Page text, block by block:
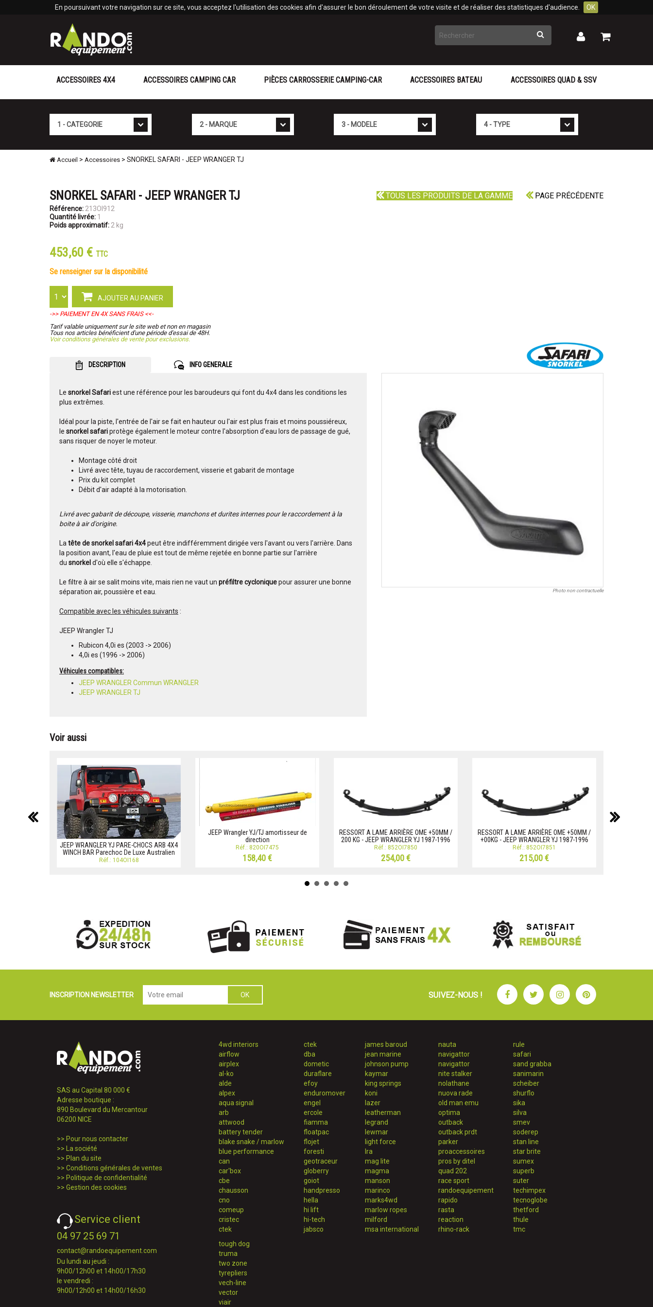
En poursuivant votre navigation sur ce site, vous acceptez l'utilisation des cookies afin d'assurer le bon déroulement de votre visite et de réaliser des statistiques d'audience. OK
Rechercher Mon
Mon
ACCESSOIRES 4X4 ACCESSOIRES CAMPING CAR PIÈCES CARROSSERIE CAMPING-CAR ACCESSOIRES BATEAU ACCESSOIRES QUAD & SSV
Accueil > Accessoires > SNORKEL SAFARI - JEEP WRANGER TJ
TOUS LES PRODUITS DE LA GAMME PAGE PRÉCÉDENTE
SNORKEL SAFARI - JEEP WRANGER TJ
Référence: 213OI912
Quantité livrée: 1
Poids approximatif: 2 kg
453,60 € TTC
se renseigner sur la disponibilité
AJOUTER AU PANIER
->> PAIEMENT EN 4X SANS FRAIS <<-
Tarif valable uniquement sur le site web et non en magasin
Tous nos articles bénéficient d'une période d'essai de 48H.
Voir conditions générales de vente pour exclusions.
DESCRIPTION INFO GENERALE
Le snorkel Safariest une référence pour les baroudeurs qui font du 4x4 dans les conditions les
plus extrêmes.
Idéal pour la piste, l'entrée de l'air se fait en hauteur ou l'air est plus frais et moins poussiéreux,
le snorkel safariprotège également le moteur contre l'absorption d'eau lors de passage de gué,
sans risquer de noyer le moteur.
Montage côté droit
Livré avec tête, tuyau de raccordement, visserie et gabarit de montage
Prix du kit complet
Débit d'air adapté à la motorisation.
Livré avec gabarit de découpe, visserie, manchons et durites internes pour le raccordement à la
boite à air d'origine.
Latête de snorkel safari 4x4peut être indifféremment dirigée vers l'avant ou vers l'arrière. Dans
la position avant, l'eau de pluie est tout de même rejetée en bonne partie sur l'arrière
du snorkel d'où elle s'échappe.
Le filtre à air se salit moins vite, mais rien ne vaut un préfiltre cycloniquepour assurer une bonne
séparation air, poussière et eau.
Compatible avec les véhicules suivants :
JEEP Wrangler TJ
Rubicon 4,0i es (2003 -> 2006)
4,0i es (1996 -> 2006)
Véhicules compatibles:
JEEP WRANGLER Commun WRANGLER
JEEP WRANGLER TJ
Photo non contractuelle
Voir aussi
JEEP WRANGLER YJ PARE-CHOCS ARB 4X4
WINCH BAR Parechoc De Luxe Australien
Réf.: 104OI168
JEEP Wrangler YJ/TJ amortisseur de
direction
Réf.: 820OI7475
158,40 €
RESSORT A LAME ARRIÈRE OME +50MM /
200 KG - JEEP WRANGLER YJ 1987-1996
Réf.: 852OI7850
254,00 €
RESSORT A LAME ARRIÈRE OME +50MM /
+00KG - JEEP WRANGLER YJ 1987-1996
Réf.: 852OI7851
215,00 €
précédent
INSCRIPTION NEWSLETTER SUIVEZ-NOUS ! FacebookTwitterInstagramPinterest
SAS au Capital 80 000 €
Adresse boutique :
890 Boulevard du Mercantour
06200 NICE
>> Pour nous contacter
>> La société
>> Plan du site
>> Conditions générales de ventes
>> Politique de confidentialité
>> Gestion des cookies
Service client
04 97 25 69 71
contact@randoequipement.com
Du lundi au jeudi :
9h00/12h00 et 14h00/17h30
le vendredi :
9h00/12h00 et 14h00/16h30
4wd interiors
airflow
airplex
al-ko
alde
alpex
aqua signal
arb
attwood
battery tender
blake snake / marlow
blue performance
can
car'box
cbe
chausson
cno
comeup
cristec
ctek
ctek
dba
dometic
duraflare
efoy
enduromover
engel
ercole
fiamma
floatpac
flojet
foresti
geotraceur
globerry
goiot
handpresso
hella
hi lift
hi-tech
jabsco
james baroud
jean marine
johnson pump
kaymar
king springs
koni
lazer
leatherman
legrand
lewmar
light force
lra
mag lite
magma
manson
marinco
marks4wd
marlow ropes
milford
msa international
nauta
navigattor
navigattor
nite stalker
nolathane
nuova rade
old man emu
optima
outback
outback prdt
parker
proaccessoires
pros by ditel
quad 202
race sport
randoequipement
rapido
rasta
reaction
rhino-rack
rule
safari
sand grabba
sanimarin
scheiber
shurflo
sika
silva
smev
soderep
stan line
star brite
sumex
superb
suter
techimpex
tecnoglobe
thetford
thule
tmc
tough dog
truma
two zone
tyrepliers
vech-line
vector
viair
Panneau de gestion des cookies